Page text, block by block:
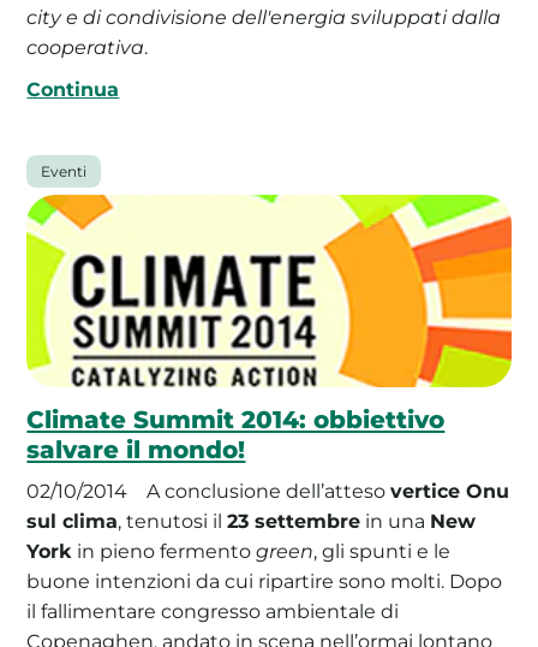
city e di condivisione dell'energia sviluppati dalla
cooperativa.
Continua
Eventi
Climate Summit 2014: obbiettivo
salvare il mondo!
02/10/2014 A conclusione dell’attesovertice Onu
sul clima, tenutosi il23 settembre in una New
York in pieno fermentogreen, gli spunti e le
buone intenzioni da cui ripartire sono molti. Dopo
il fallimentare congresso ambientale di
Copenaghen, andato in scena nell’ormai lontano